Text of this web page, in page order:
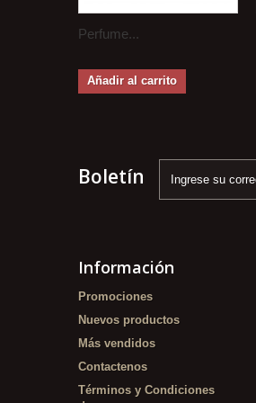
Perfume...
Añadir al carrito
Boletín
Información
Promociones
Nuevos productos
Más vendidos
Contactenos
Términos y Condiciones